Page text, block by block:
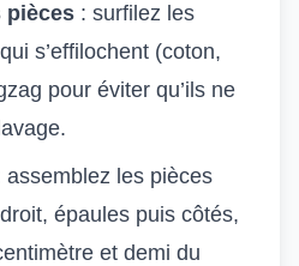
pièces : surfilez les
s’effilochent (coton,
pour éviter qu’ils ne
assemblez les pièces
épaules puis côtés,
et demi du